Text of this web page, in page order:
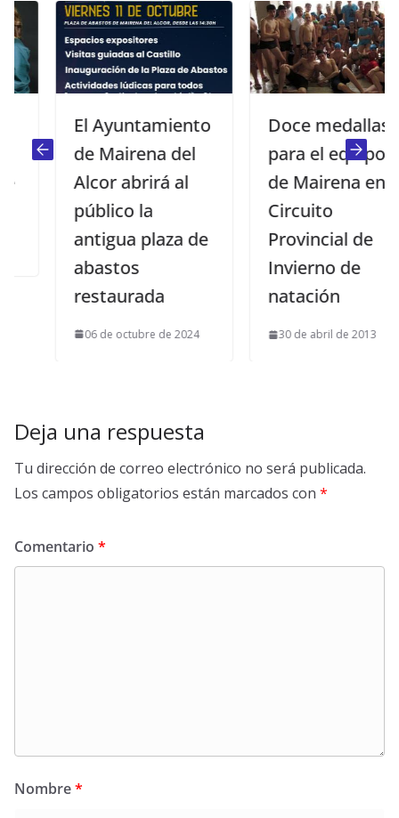
El Ayuntamiento
de Mairena del
Alcor abrirá al
público la
antigua plaza de
abastos
restaurada
06 de octubre de 2024
Doce medallas
para el equipo
de Mairena en el
Circuito
Provincial de
Invierno de
natación
30 de abril de 2013
Deja una respuesta
Tu dirección de correo electrónico no será publicada.
Los campos obligatorios están marcados con *
Comentario *
Nombre*